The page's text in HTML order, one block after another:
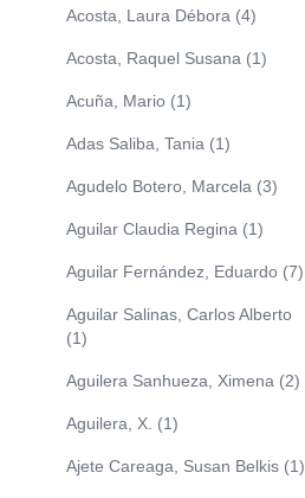
Acosta, Laura Débora (4)
Acosta, Raquel Susana (1)
Acuña, Mario (1)
Adas Saliba, Tania (1)
Agudelo Botero, Marcela (3)
Aguilar Claudia Regina (1)
Aguilar Fernández, Eduardo (7)
Aguilar Salinas, Carlos Alberto
(1)
Aguilera Sanhueza, Ximena (2)
Aguilera, X. (1)
Ajete Careaga, Susan Belkis (1)